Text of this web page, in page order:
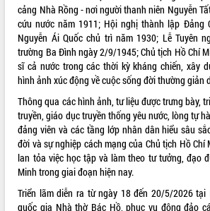
quan trọng
Bí thư Tỉnh ủy Lương Nguyễn Minh
Triết thăm, tặng quà người có công với
cách mạng
Rà soát, hoàn thiện hệ thống thiết chế
văn hóa, thể thao đáp ứng yêu cầu
phát triển mới
Thường trực HĐND tỉnh Đắk Lắk gặp
mặt Đoàn chuyên gia y tế TP. Hồ Chí
Minh
Lễ truy điệu và an táng hài cốt liệt sĩ
tại Nghĩa trang Liệt sĩ xã Sơn Hòa
Bàn giải pháp tháo gỡ khó khăn trong
THỐNG KÊ TRUY CẬP
Tất cả: 66076041
cảng Nhà Rồng - nơi người thanh niên Nguyễn
cứu nước năm 1911; Hội nghị thành lập Đảng
Nguyễn Ái Quốc chủ trì năm 1930; Lễ Tuyên
trường Ba Đình ngày 2/9/1945; Chủ tịch Hồ Chí
sĩ cả nước trong các thời kỳ kháng chiến, xây
hình ảnh xúc động về cuộc sống đời thường giản
Thông qua các hình ảnh, tư liệu được trưng bày,
truyền, giáo dục truyền thống yêu nước, lòng tự
đảng viên và các tầng lớp nhân dân hiểu sâu
đời và sự nghiệp cách mạng của Chủ tịch Hồ
lan tỏa việc học tập và làm theo tư tưởng, đạo
Minh trong giai đoạn hiện nay.
Triển lãm diễn ra từ ngày 18 đến 20/5/2026
quốc gia Nhà thờ Bác Hồ, phục vụ đông đảo